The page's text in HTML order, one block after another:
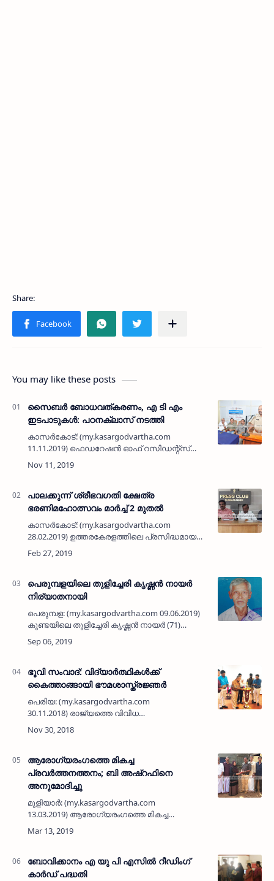
You may like these posts
സൈബര്‍ ബോധവത്കരണം, എ ടി എം
ഇടപാടുകള്‍: പഠനക്ലാസ് നടത്തി
കാസര്‍കോട്: (my.kasargodvartha.com
11.11.2019) ഫെഡറേഷന്‍ ഓഫ് റസിഡന്റ്സ്
അസോസിയേഷന്‍ കാസര്‍കോട് ഡിസ്ട്രിക്ട്
(ഫ്രാക്) അഭിമുഖ്യത്തില്‍ ജില്ലാ സൈബര്‍
പാലക്കുന്ന് ശ്രീഭവഗതി ക്ഷേത്ര
ഭരണിമഹോത്സവം മാര്‍ച്ച് 2 മുതല്‍
കാസര്‍കോട്: (my.kasargodvartha.com
28.02.2019) ഉത്തരകേരളത്തിലെ പ്രസിദ്ധമായ
പാലക്കുന്ന് ശ്രീ ഭഗവതി ക്ഷേത്രത്തിലെ ഈ
വര്‍ഷത്തെ ഭരണിമഹോത്സവത്തിന് 2019 മാര്‍ച്ച്
പെരുമ്പളയിലെ തുളിച്ചേരി കൃഷ്ണന്‍ നായര്‍
നിര്യാതനായി
പെരുമ്പള: (my.kasargodvartha.com 09.06.2019)
കുണ്ടയിലെ തുളിച്ചേരി കൃഷ്ണന്‍ നായര്‍ (71)
നിര്യാതനായി. ഭാര്യ: എം ശാന്ത. മക്കള്‍: എം
സുധാലക്ഷ്മി, എം സുധീഷ് (ദുബൈ) എം സൗമ്യ
ഭൂവി സംവാദ്: വിദ്യാര്‍ത്ഥികള്‍ക്ക്
കൈത്താങ്ങായി ഭൗമശാസ്ത്രജ്ഞര്‍
പെരിയ: (my.kasargodvartha.com
30.11.2018) രാജ്യത്തെ വിവിധ
യൂണിവേഴ്‌സിറ്റികളിലെ വിദ്യാര്‍ത്ഥികള്‍,
ഗവേഷകര്‍, അധ്യാപകര്‍ എന്നിവരും
ശാസ്…
ആരോഗ്യരംഗത്തെ മികച്ച
പ്രവര്‍ത്തനത്തനം; ബി അഷ്‌റഫിനെ
അനുമോദിച്ചു
മുളിയാര്‍: (my.kasargodvartha.com
13.03.2019) ആരോഗ്യരംഗത്തെ മികച്ച
പ്രവര്‍ത്തനത്തിനുള്ള അംഗീകാരം ലഭിച്ച
മൊഗ്രാല്‍പുത്തൂര്‍ പി എച്ച് സി എച്ച് ഐ ബി
ബോവിക്കാനം എ യു പി എസില്‍ റീഡിംഗ്
കാര്‍ഡ് പദ്ധതി